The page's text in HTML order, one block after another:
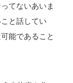
てないあいま
と話してい
能であること